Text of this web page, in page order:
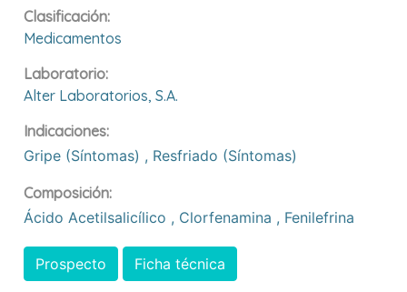
Clasificación:
Medicamentos
Laboratorio:
Alter Laboratorios, S.a.
Indicaciones:
Gripe (síntomas) , Resfriado (síntomas)
Composición:
Ácido Acetilsalicílico , Clorfenamina , Fenilefrina
Prospecto Ficha técnica